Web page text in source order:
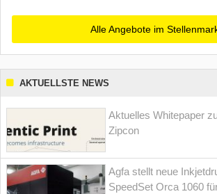
Alle Angebote im
AKTUELLSTE NEWS
Aktuelles Whitepaper
Zipcon
Agfa stellt neue
SpeedSet Orca 1060